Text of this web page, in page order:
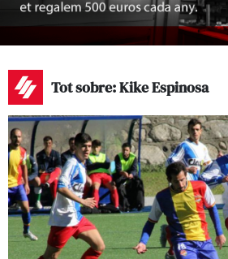
Tot sobre: Kike Espinosa